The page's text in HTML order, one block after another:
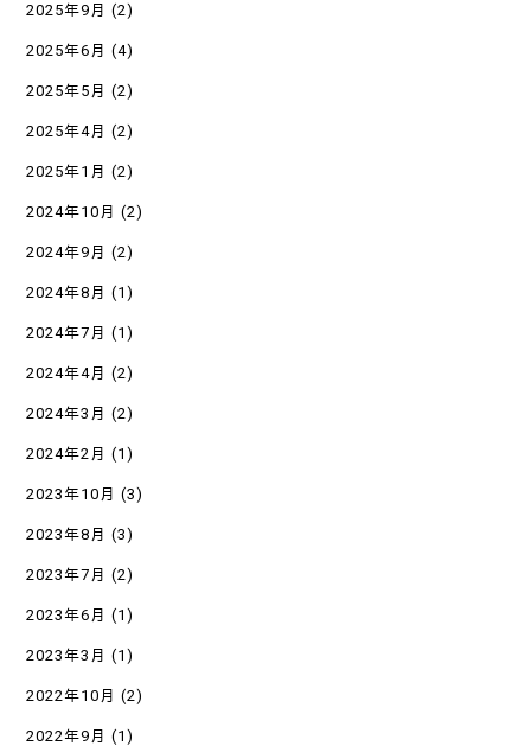
2025年9月 (2)
2025年6月 (4)
2025年5月 (2)
2025年4月 (2)
2025年1月 (2)
2024年10月 (2)
2024年9月 (2)
2024年8月 (1)
2024年7月 (1)
2024年4月 (2)
2024年3月 (2)
2024年2月 (1)
2023年10月 (3)
2023年8月 (3)
2023年7月 (2)
2023年6月 (1)
2023年3月 (1)
2022年10月 (2)
2022年9月 (1)